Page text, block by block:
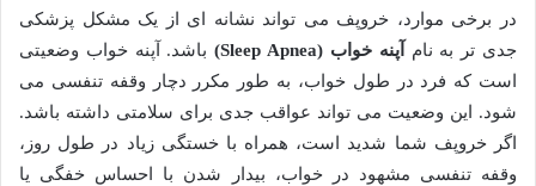
در برخی موارد، خروپف می تواند نشانه ای از یک مشکل پزشکی
جدی تر به نام
آپنه خواب (Sleep Apnea)
باشد. آپنه خواب وضعیتی
است که فرد در طول خواب، به طور مکرر دچار وقفه تنفسی می
شود. این وضعیت می تواند عواقب جدی برای سلامتی داشته باشد.
اگر خروپف شما شدید است، همراه با خستگی زیاد در طول روز،
وقفه تنفسی مشهود در خواب، بیدار شدن با احساس خفگی یا